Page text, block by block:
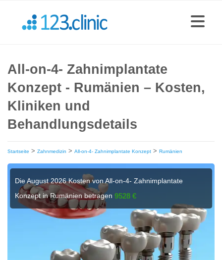
All-on-4- Zahnimplantate
Konzept - Rumänien – Kosten,
Kliniken und
Behandlungsdetails
Startseite > Zahnmedizin > All-on-4- Zahnimplantate Konzept > Rumänien
Die August 2026 Kosten von All-on-4- Zahnimplantate
Konzept in Rumänien betragen9528 €